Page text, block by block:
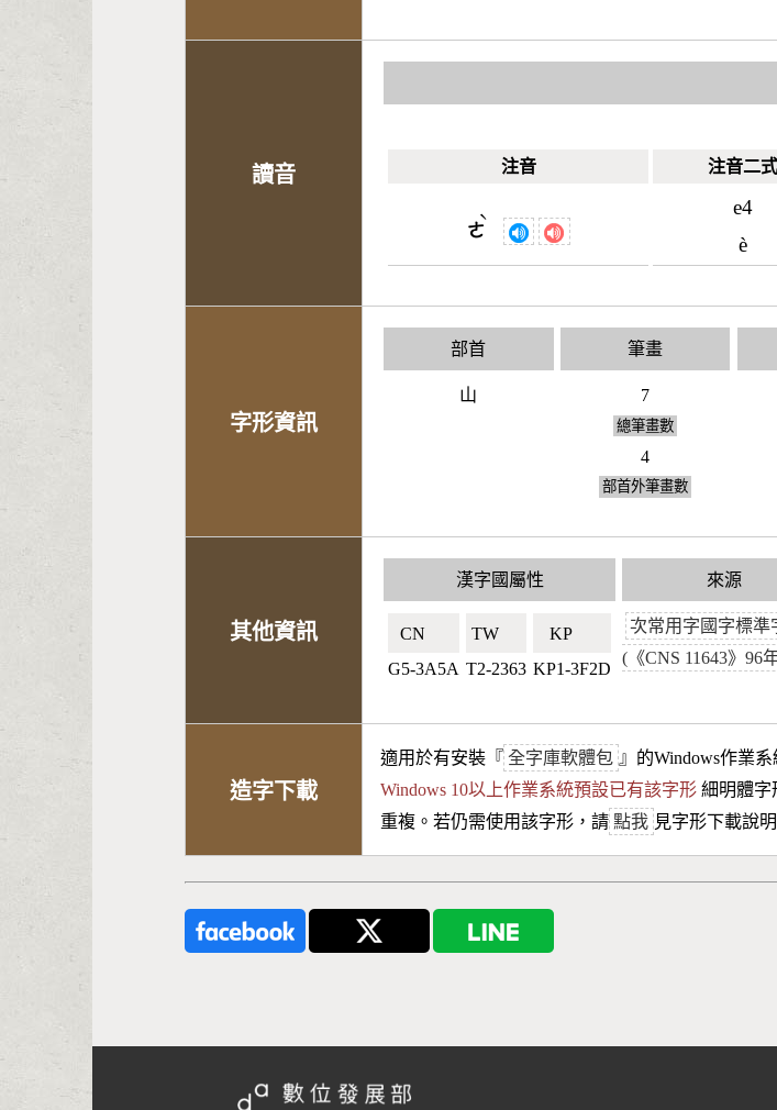
讀音
注音
注音二式
ㄜ
ˋ
e4
è
字形資訊
部首
山
筆畫
7
總筆畫數
4
部首外筆畫數
其他資訊
漢字國屬性
CN🇨🇳
G5-3A5A
TW🇹🇼
T2-2363
KP🇰🇵
KP1-3F2D
來源
次常用字國字標準
(《CNS 11643》96
造字下載
適用於有安裝『 全字庫軟體包 』的Windows作業系
Windows 10以上作業系統預設已有該字形 細明體字
重複。若仍需使用該字形，請 點我 見字形下載說明